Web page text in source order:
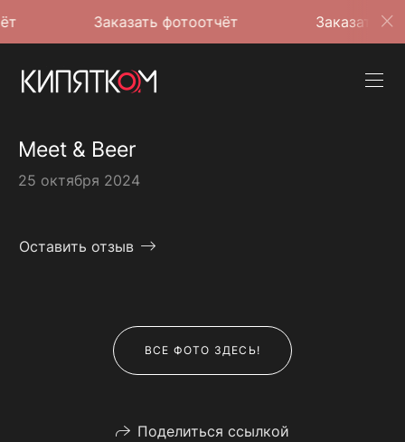
Заказать фотоотчёт Заказать фотоотчёт
Meet & Beer
25 октября 2024
Оставить отзыв
ВСЕ ФОТО ЗДЕСЬ!
Поделиться ссылкой